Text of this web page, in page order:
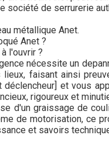
société de serrurerie
métallique Anet.
Anet ?
l'ouvrir ?
nécessite un
faisant ainsi
déclencheur] et vous
rigoureux et
d'un graissage de
de motorisation, ce
et savoirs